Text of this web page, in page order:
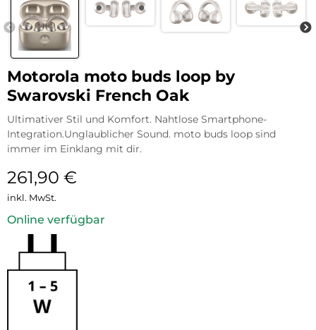
Motorola moto buds loop by
Swarovski French Oak
Ultimativer Stil und Komfort. Nahtlose Smartphone-
Integration.Unglaublicher Sound. moto buds loop sind
immer im Einklang mit dir.
261,90 €
inkl. MwSt.
Online verfügbar